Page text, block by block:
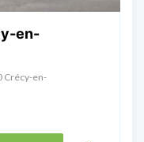
en-
Crécy-en-